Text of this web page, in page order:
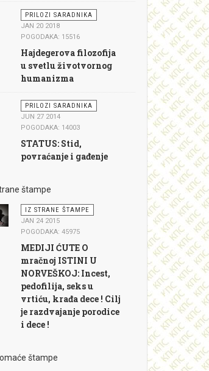
PRILOZI SARADNIKA
JAN 20 2018
POGODAKA: 15516
Hajdegerova filozofija
u svetlu životvornog
humanizma
PRILOZI SARADNIKA
JUN 27 2014
POGODAKA: 14003
STATUS: Stid,
povraćanje i gađenje
štampe
IZ STRANE ŠTAMPE
JAN 24 2015
POGODAKA: 45975
MEDIJI ĆUTE O
mračnoj ISTINI U
NORVEŠKOJ: Incest,
pedofilija, seks u
vrtiću, krađa dece ! Cilj
je razdvajanje porodice
i dece !
štampe